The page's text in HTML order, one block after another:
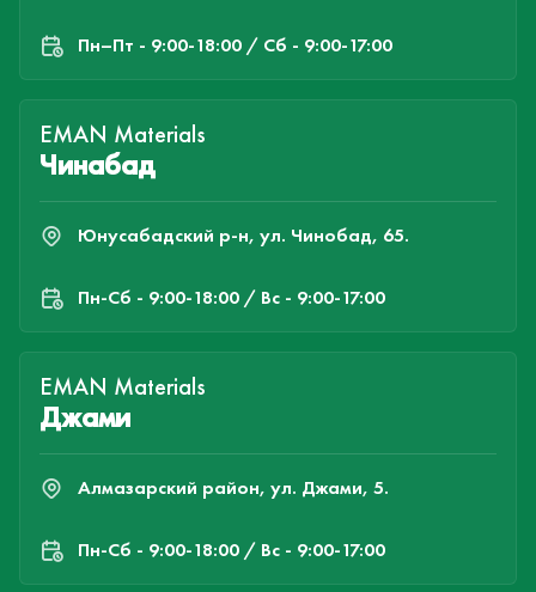
Пн–Пт - 9:00-18:00 / Сб - 9:00-17:00
EMAN Materials
Чинабад
Юнусабадский р-н, ул. Чинобад, 65.
Пн-Cб - 9:00-18:00 / Вс - 9:00-17:00
EMAN Materials
Джами
Алмазарский район, ул. Джами, 5.
Пн-Cб - 9:00-18:00 / Вс - 9:00-17:00